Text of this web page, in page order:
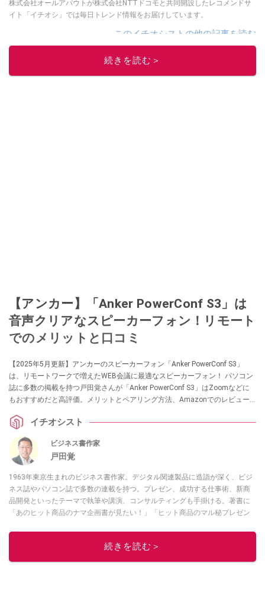
株式会社オールアバウトが株式会社NTTドコモと共同開設したレコメンドサ
イト「イチオシ」では毎日トレンド情報をお届けしています。
このイチオシストの他の記事を読む
続きを読む＞
【アンカー】「Anker PowerConf S3」は
音声クリアなスピーカーフォン！リモート
でのメリットと口コミ
【2025年5月更新】アンカーのスピーカーフォン「Anker PowerConf S3」
は、リモートワークで増えたWEB会議に最適なスピーカーフォン！ パソコン
誌に多数の掲載を持つ戸田覚さんが「Anker PowerConf S3」はZoomなどに
もおすすめだと高評価。メリットとペアリング方法、Amazonでのレビュー
イチオシスト
ビジネス書作家
戸田覚
1963年東京生まれのビジネス書作家。デジタル関連製品に造詣が深く、ビジ
ネス誌やパソコン誌で多数の連載を持つ。プレゼン、成功する仕事術、新商
品開発といったテーマで執筆や講演、コンサルティングも手掛ける。著書に
「あのヒット商品のナマ企画書が見たい！」「ヒット商品のマル秘プレゼン
の動画を随時アップロード中！
続きを読む＞